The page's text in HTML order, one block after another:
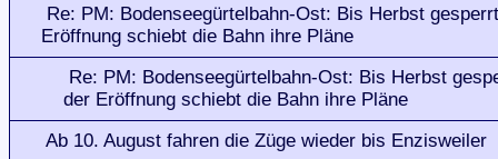
Re: PM: Bodenseegürtelbahn-Ost: Bis Herbst
Eröffnung schiebt die Bahn ihre Pläne
Re: PM: Bodenseegürtelbahn-Ost: Bis Herbst
der Eröffnung schiebt die Bahn ihre Pläne
Ab 10. August fahren die Züge wieder bis Enzisweiler